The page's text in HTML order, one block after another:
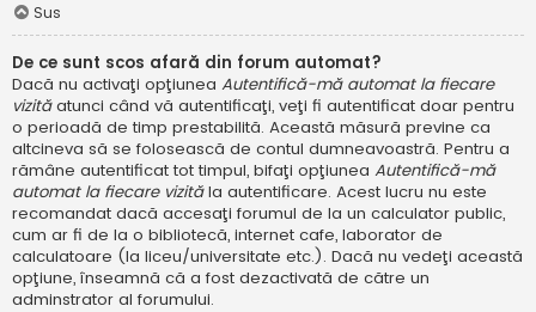
Sus
De ce sunt scos afară din forum automat?
Dacă nu activaţi opţiunea Autentifică-mă automat la fiecare
vizităatunci când vă autentificaţi, veţi fi autentificat doar pentru
o perioadă de timp prestabilită. Această măsură previne ca
altcineva să se folosească de contul dumneavoastră. Pentru a
rămâne autentificat tot timpul, bifaţi opţiunea Autentifică-mă
automat la fiecare vizităla autentificare. Acest lucru nu este
recomandat dacă accesaţi forumul de la un calculator public,
cum ar fi de la o bibliotecă, internet cafe, laborator de
calculatoare (la liceu/universitate etc.). Dacă nu vedeţi această
opţiune, înseamnă că a fost dezactivată de către un
adminstrator al forumului.